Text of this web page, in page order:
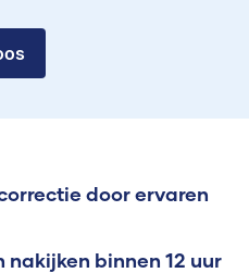
door ervaren
binnen 12 uur